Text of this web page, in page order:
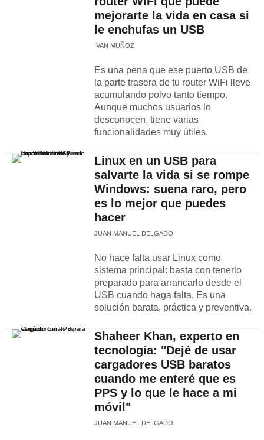
mejorarte la vida en casa si
le enchufas un USB
IVAN MUÑOZ
Es una pena que ese puerto USB de
la parte trasera de tu router WiFi lleve
acumulando polvo tanto tiempo.
Aunque muchos usuarios lo
desconocen, tiene varias
funcionalidades muy útiles.
Linux en un USB para
salvarte la vida si se rompe
Windows: suena raro, pero
es lo mejor que puedes
hacer
JUAN MANUEL DELGADO
No hace falta usar Linux como
sistema principal: basta con tenerlo
preparado para arrancarlo desde el
USB cuando haga falta. Es una
solución barata, práctica y preventiva.
Shaheer Khan, experto en
tecnología: "Dejé de usar
cargadores USB baratos
cuando me enteré que es
PPS y lo que le hace a mi
móvil"
JUAN MANUEL DELGADO